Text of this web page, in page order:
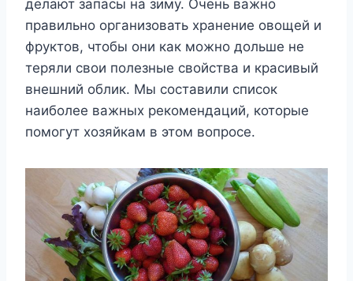
делают запасы на зиму. Очень важно
правильно организовать хранение овощей и
фруктов, чтобы они как можно дольше не
теряли свои полезные свойства и красивый
внешний облик. Мы составили список
наиболее важных рекомендаций, которые
помогут хозяйкам в этом вопросе.